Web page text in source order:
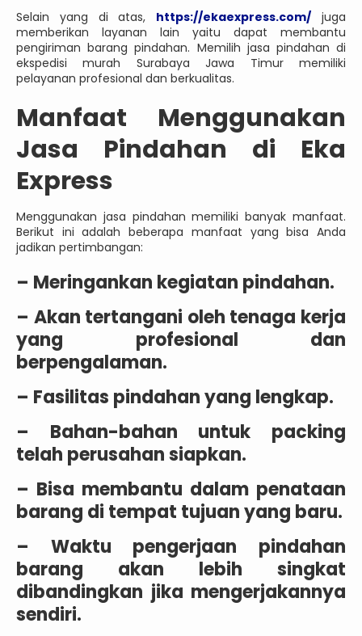
Selain yang di atas, https://ekaexpress.com/ juga
memberikan layanan lain yaitu dapat membantu
pengiriman barang pindahan. Memilih jasa pindahan di
ekspedisi murah Surabaya Jawa Timur memiliki
pelayanan profesional dan berkualitas.
Manfaat Menggunakan
Jasa Pindahan di Eka
Express
Menggunakan jasa pindahan memiliki banyak manfaat.
Berikut ini adalah beberapa manfaat yang bisa Anda
jadikan pertimbangan:
– Meringankan kegiatan pindahan.
– Akan tertangani oleh tenaga kerja
yang profesional dan
berpengalaman.
– Fasilitas pindahan yang lengkap.
– Bahan-bahan untuk packing
telah perusahan siapkan.
– Bisa membantu dalam penataan
barang di tempat tujuan yang baru.
– Waktu pengerjaan pindahan
barang akan lebih singkat
dibandingkan jika mengerjakannya
sendiri.